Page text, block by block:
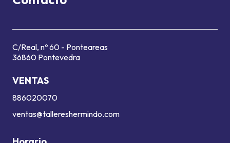
C/Real, nº 60 - Ponteareas
36860 Pontevedra
VENTAS
886020070
ventas@tallereshermindo.com